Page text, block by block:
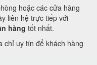
hoặc các cửa hàng
liên hệ trực tiếp với
hàng tốt nhất.
chỉ uy tín để khách hàng